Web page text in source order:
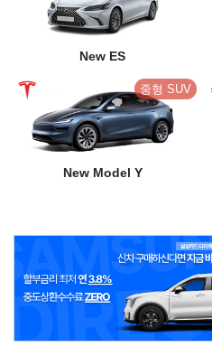
New ES
중형 SUV
New Model Y